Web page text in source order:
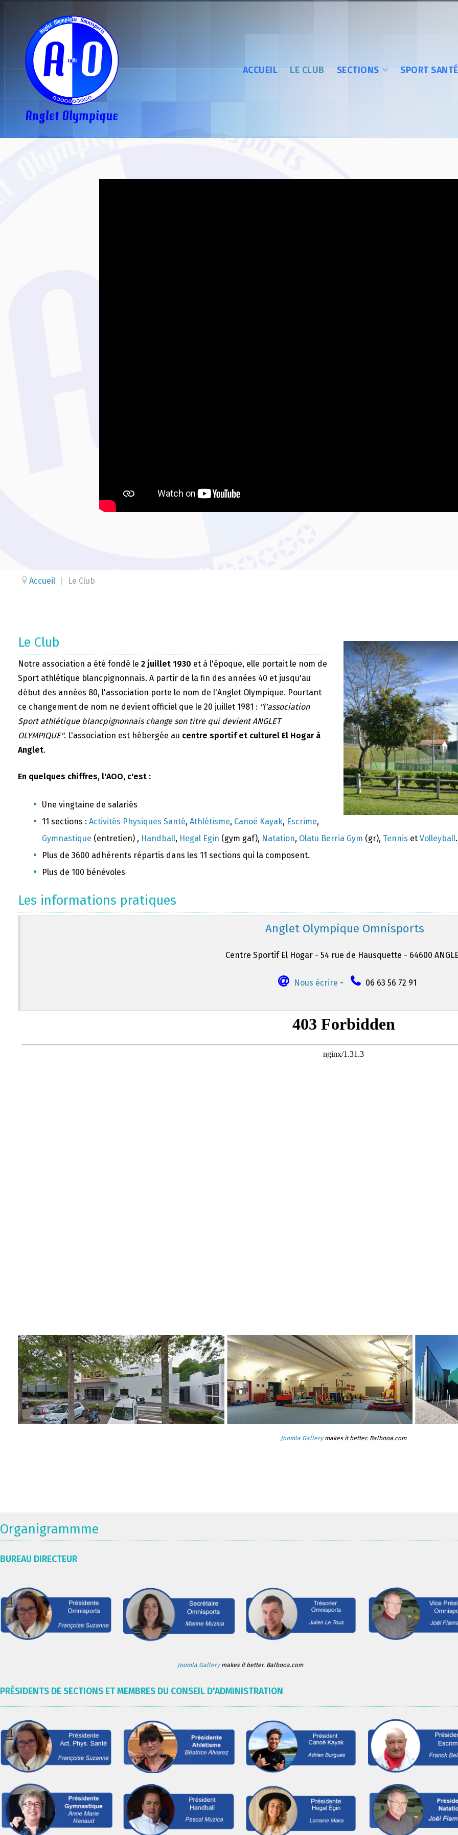
ACCUEIL LE CLUB SECTIONS SPORT SANTÉ
Accueil Le Club
Le Club
Notre association a été fondé le 2 juillet 1930 et à l'époque, elle portait le nom de
Sport athlétique blancpignonnais. A partir de la fin des années 40 et jusqu'au
début des années 80, l'association porte le nom de l'Anglet Olympique. Pourtant
ce changement de nom ne devient officiel que le 20 juillet 1981 : "l'association
Sport athlétique blancpignonnais change son titre qui devient ANGLET
OLYMPIQUE". L'association est hébergée au centre sportif et culturel El Hogar à
Anglet.
En quelques chiffres, l'AOO, c'est :
Une vingtaine de salariés
11 sections : Activités Physiques Santé, Athlétisme, Canoë Kayak, Escrime,
Gymnastique (entretien) , Handball, Hegal Egin (gym gaf), Natation, Olatu Berria Gym (gr), Tennis et Volleyball.
Plus de 3600 adhérents répartis dans les 11 sections qui la composent.
Plus de 100 bénévoles
Les informations pratiques
Anglet Olympique Omnisports
Centre Sportif El Hogar - 54 rue de Hausquette - 64600
Nous écrire - 06 63 56 72 91
Joomla Gallerymakes it better. Balbooa.com
Organigrammme
BUREAU DIRECTEUR
Joomla Gallerymakes it better. Balbooa.com
PRÉSIDENTS DE SECTIONS ET MEMBRES DU CONSEIL D'ADMINISTRATION